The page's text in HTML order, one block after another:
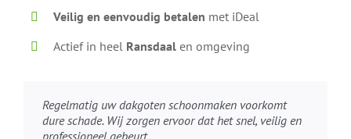
Veilig en eenvoudig betalen met iDeal
Actief in heel Ransdaal en omgeving
Regelmatig uw dakgoten schoonmaken voorkomt
dure schade. Wij zorgen ervoor dat het snel, veilig en
professioneel gebeurt.